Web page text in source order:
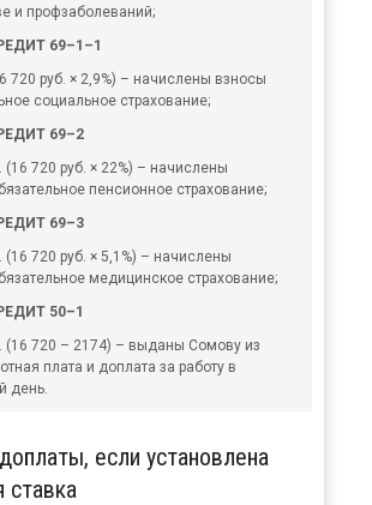
и профзаболеваний;
69–1–1
720 руб. × 2,9%) – начислены взносы
социальное страхование;
69–2
(16 720 руб. × 22%) – начислены
пенсионное страхование;
69–3
(16 720 руб. × 5,1%) – начислены
медицинское страхование;
50–1
(16 720 – 2174) – выданы Сомову из
плата и доплата за работу в
день.
если установлена
ставка